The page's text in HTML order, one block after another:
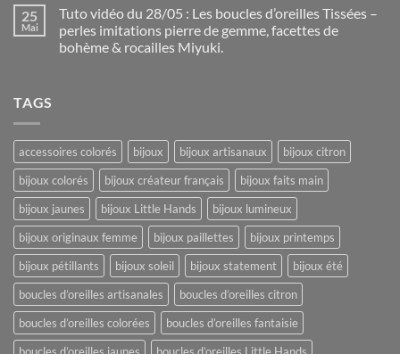
25
Mai
Tuto vidéo du 28/05 : Les boucles d’oreilles Tissées –
perles imitations pierre de gemme, facettes de
bohème & rocailles Miyuki.
TAGS
accessoires colorés bijoux bijoux artisanaux
bijoux citron
bijoux colorés
bijoux créateur français
bijoux faits main
bijoux jaunes
bijoux Little Hands
bijoux lumineux
bijoux originaux femme
bijoux paillettes
bijoux printemps
bijoux pétillants
bijoux soleil bijoux statement
bijoux été
boucles d’oreilles artisanales
boucles d’oreilles citron
boucles d’oreilles colorées
boucles d’oreilles fantaisie